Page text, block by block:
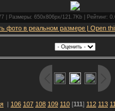
| Размеры: 650x806px/121.7Kb | Рейтинг:
фото в реальном размере | Open
| 106 107 108 109 110 [111] 112 113